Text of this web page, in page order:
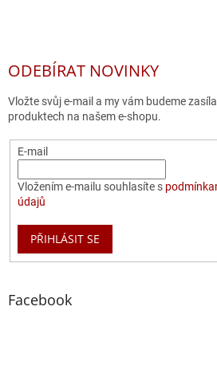
ODEBÍRAT NOVINKY
Vložte svůj e-mail a my vám budeme
produktech na našem e-shopu.
E-mail
Vložením e-mailu souhlasíte s
údajů
PŘIHLÁSIT SE
Facebook